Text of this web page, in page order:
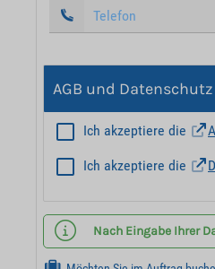
AGB und Datenschutz
Ich akzeptiere die
Ich akzeptiere die
Nach Eingabe Ihrer